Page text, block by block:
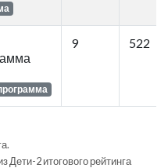
9 522
Дети-2 итогового рейтинга